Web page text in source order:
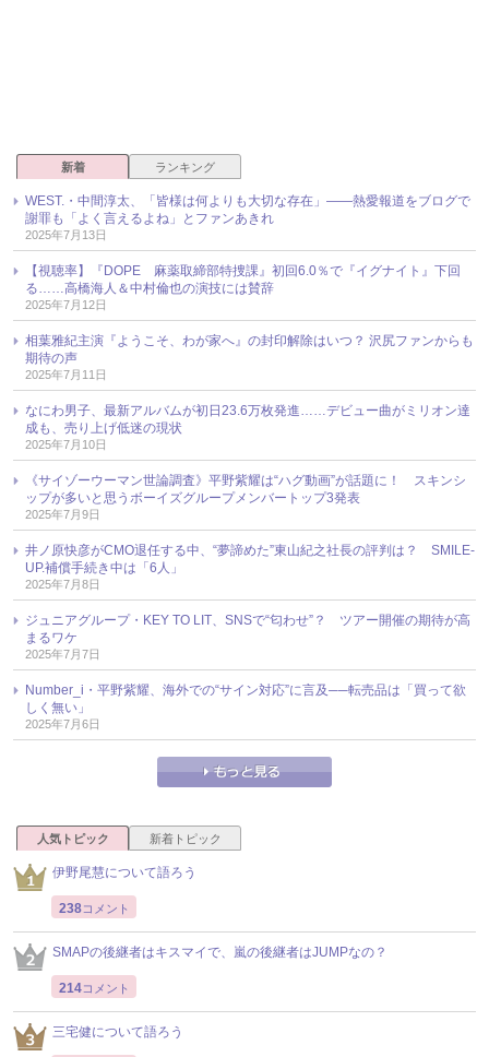
新着 ランキング
WEST.・中間淳太、「皆様は何よりも大切な存在」――熱愛報道をブログで
謝罪も「よく言えるよね」とファンあきれ
2025年7月13日
【視聴率】『DOPE 麻薬取締部特捜課』初回6.0％で『イグナイト』下回
る……高橋海人＆中村倫也の演技には賛辞
2025年7月12日
相葉雅紀主演『ようこそ、わが家へ』の封印解除はいつ？ 沢尻ファンからも
期待の声
2025年7月11日
なにわ男子、最新アルバムが初日23.6万枚発進……デビュー曲がミリオン達
成も、売り上げ低迷の現状
2025年7月10日
《サイゾーウーマン世論調査》平野紫耀は“ハグ動画”が話題に！ スキンシ
ップが多いと思うボーイズグループメンバートップ3発表
2025年7月9日
井ノ原快彦がCMO退任する中、“夢諦めた”東山紀之社長の評判は？ SMILE-
UP.補償手続き中は「6人」
2025年7月8日
ジュニアグループ・KEY TO LIT、SNSで“匂わせ”？ ツアー開催の期待が高
まるワケ
2025年7月7日
Number_i・平野紫耀、海外での“サイン対応”に言及──転売品は「買って欲
しく無い」
2025年7月6日
人気トピック 新着トピック
伊野尾慧について語ろう
238コメント
SMAPの後継者はキスマイで、嵐の後継者はJUMPなの？
214コメント
三宅健について語ろう